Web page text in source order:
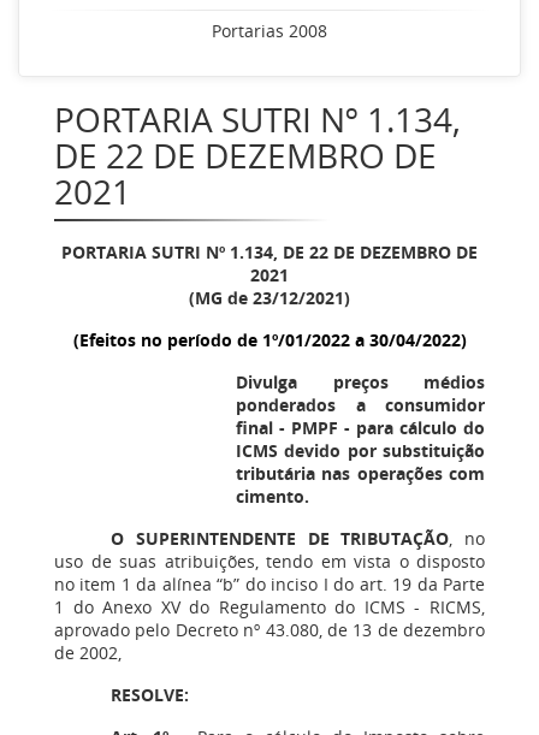
Portarias 2008
PORTARIA SUTRI Nº 1.134,
DE 22 DE DEZEMBRO DE
2021
PORTARIA SUTRI Nº 1.134, DE 22 DE DEZEMBRO DE
2021
(MG de 23/12/2021)
(Efeitos no período de 1º/01/2022 a 30/04/2022)
Divulga preços médios
ponderados a consumidor
final- PMPF- para cálculo do
ICMS devido por substituição
tributária nas operações com
cimento.
O SUPERINTENDENTE DE TRIBUTAÇÃO, no
uso de suas atribuições, tendo em vista o disposto
no item 1 da alínea “b” do inciso I do art. 19 da Parte
1 do Anexo XV do Regulamento do ICMS- RICMS,
aprovado pelo Decreto nº 43.080, de 13 de dezembro
de 2002,
RESOLVE: